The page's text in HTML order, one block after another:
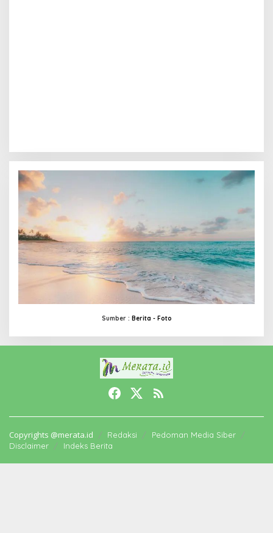
Sumber : Berita - Foto
Copyrights @merata.id Redaksi
Pedoman Media Siber
Disclaimer
Indeks Berita